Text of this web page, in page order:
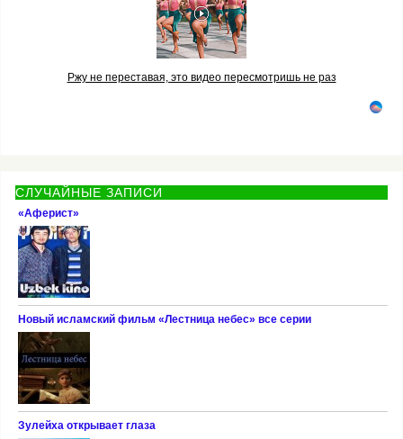
Ржу не переставая, это видео пересмотришь не раз
СЛУЧАЙНЫЕ ЗАПИСИ
«Аферист»
Новый исламский фильм «Лестница небес» все серии
Зулейха открывает глаза